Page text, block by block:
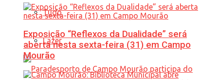
Tudo
Lazer
Exposição “Reflexos da Dualidade” será
aberta nesta sexta-feira (31) em Campo
Mourão